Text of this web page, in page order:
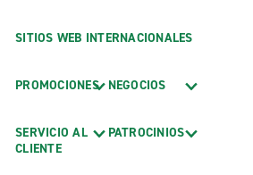
SITIOS WEB INTERNACIONALES
PROMOCIONES
SERVICIO AL
CLIENTE
NEGOCIOS
PATROCINIOS